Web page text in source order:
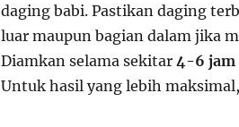
daging babi. Pastikan daging
luar maupun bagian dalam jika
Diamkan selama sekitar 4-6 jam
Untuk hasil yang lebih